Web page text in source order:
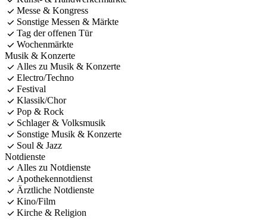
Messe & Kongress
Sonstige Messen & Märkte
Tag der offenen Tür
Wochenmärkte
Musik & Konzerte
Alles zu Musik & Konzerte
Electro/Techno
Festival
Klassik/Chor
Pop & Rock
Schlager & Volksmusik
Sonstige Musik & Konzerte
Soul & Jazz
Notdienste
Alles zu Notdienste
Apothekennotdienst
Ärztliche Notdienste
Kino/Film
Kirche & Religion